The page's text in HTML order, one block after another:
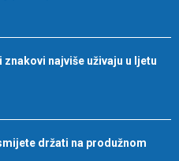
najviše uživaju u ljetu
držati na produžnom